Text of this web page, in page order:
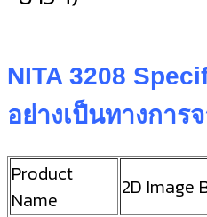
NITA 3208
อย่างเป็นทางการ
Product
Name
2D Image